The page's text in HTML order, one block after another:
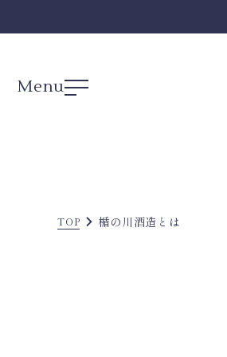
Menu
TOP 楯の川酒造とは